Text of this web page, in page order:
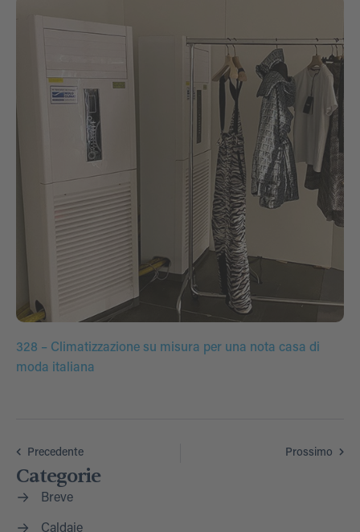
328 – Climatizzazione su misura per una nota casa di
moda italiana
Precedente Prossimo
Categorie
Breve
Caldaie